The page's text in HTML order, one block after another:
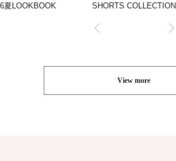
夏LOOKBOOK SHORTS COLLECTION
View more